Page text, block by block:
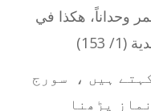
وحداناً، هكذا في
153)
ہیں ، سورج
پڑھنا